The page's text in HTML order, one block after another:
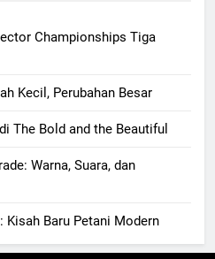
Championships Tiga
Kecil, Perubahan Besar
The Bold and the Beautiful
Warna, Suara, dan
Baru Petani Modern